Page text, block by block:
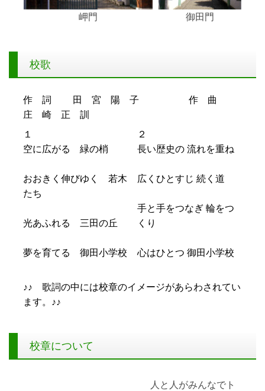
岬門 御田門
校歌
作 詞 田 宮 陽 子 作 曲
庄 崎 正 訓
１
空に広がる 緑の梢
おおきく伸びゆく 若木
たち
光あふれる 三田の丘
夢を育てる 御田小学校
２
長い歴史の 流れを重ね
広くひとすじ 続く道
手と手をつなぎ 輪をつ
くり
心はひとつ 御田小学校
♪♪ 歌詞の中には校章のイメージがあらわされてい
ます。♪♪
校章について
人と人がみんなでト